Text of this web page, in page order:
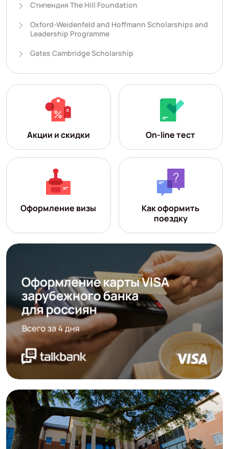
Стипендия The Hill Foundation
Oxford-Weidenfeld and Hoffmann Scholarships and
Leadership Programme
Gates Cambridge Scholarship
Акции и скидки On-line тест
Оформление визы
Как оформить
поездку